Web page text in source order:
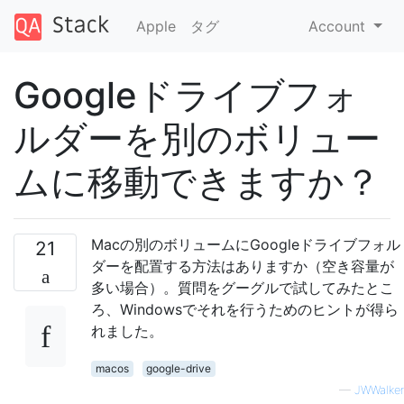
Apple タグ Account
Googleドライブフォ
ルダーを別のボリュー
ムに移動できますか？
21
Macの別のボリュームにGoogleドライブフォル
ダーを配置する方法はありますか（空き容量が
多い場合）。質問をグーグルで試してみたとこ
ろ、Windowsでそれを行うためのヒントが得ら
れました。
macos
google-drive
— JWWalker